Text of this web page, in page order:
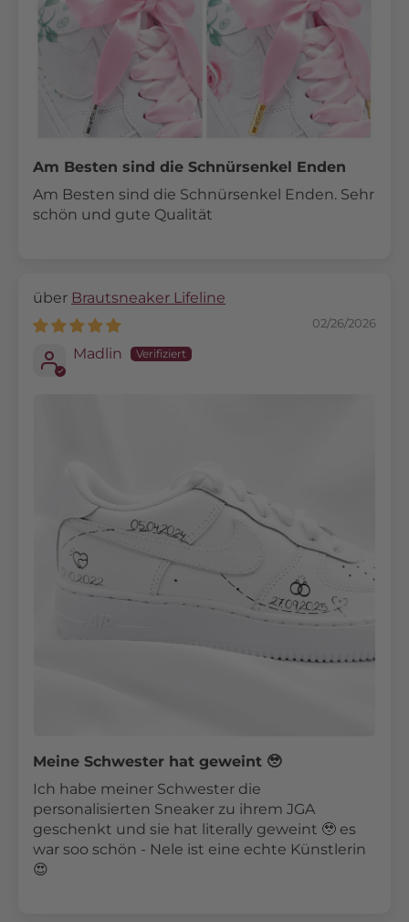
Am Besten sind die Schnürsenkel Enden
Am Besten sind die Schnürsenkel Enden. Sehr
schön und gute Qualität
Brautsneaker Lifeline
02/26/2026
Madlin
Meine Schwester hat geweint 🥹
Ich habe meiner Schwester die
personalisierten Sneaker zu ihrem JGA
geschenkt und sie hat literally geweint 🥹 es
war soo schön - Nele ist eine echte Künstlerin
😍